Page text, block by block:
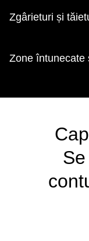
Zgârieturi și
Zone întunecate